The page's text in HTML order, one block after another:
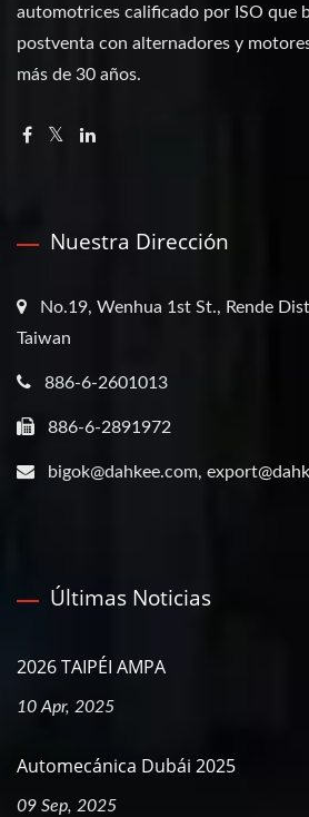
automotrices calificado por ISO que
postventa con alternadores y
más de 30 años.
Nuestra Dirección
No.19, Wenhua 1st St., Rende
Taiwan
886-6-2601013
886-6-2891972
bigok@dahkee.com,
Últimas Noticias
2026 TAIPÉI AMPA
10 Apr, 2025
Automecánica Dubái 2025
09 Sep, 2025